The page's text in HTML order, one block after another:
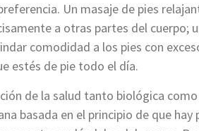
Un masaje de pies
a otras partes del cuerpo;
comodidad a los pies con
estés de pie todo el día.
de la salud tanto biológica
basada en el principio de que hay